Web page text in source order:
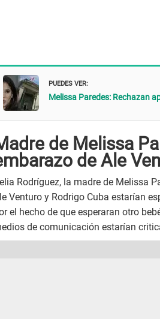
PUEDES VER:
Melissa Paredes: Rechazan
de Melissa
de Ale
Rodríguez, la madre de Melissa
Venturo y Rodrigo Cuba estarían
el hecho de que esperaran otro
de comunicación estarían